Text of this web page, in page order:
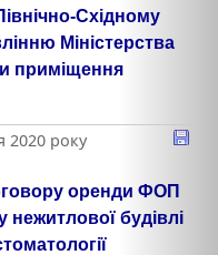
Східному
Міністерства
приміщення
2020 року
оренди ФОП
нежитлової будівлі